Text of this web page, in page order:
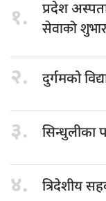
१. प्रदेश
सेवाको
२. दुर्गमको
३.
४. त्रिदेशीय